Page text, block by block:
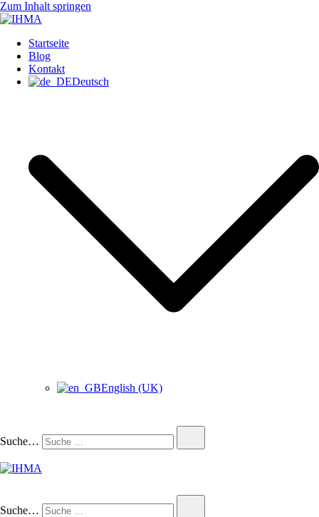
Zum Inhalt springen
IHMA
INTERNATIONAL HUMAN
Startseite
Blog
Kontakt
Deutsch
English (UK)
Suche…
Suche…